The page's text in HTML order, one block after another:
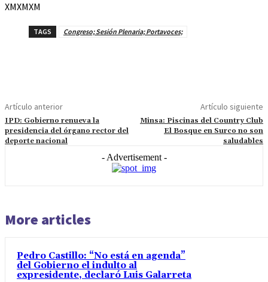
XMXMXM
TAGS Congreso; Sesión Plenaria; Portavoces;
Artículo anterior
IPD: Gobierno renueva la
presidencia del órgano rector del
deporte nacional
Artículo siguiente
Minsa: Piscinas del Country Club
El Bosque en Surco no son
saludables
- Advertisement -
More articles
Pedro Castillo: “No está en agenda”
del Gobierno el indulto al
expresidente, declaró Luis Galarreta